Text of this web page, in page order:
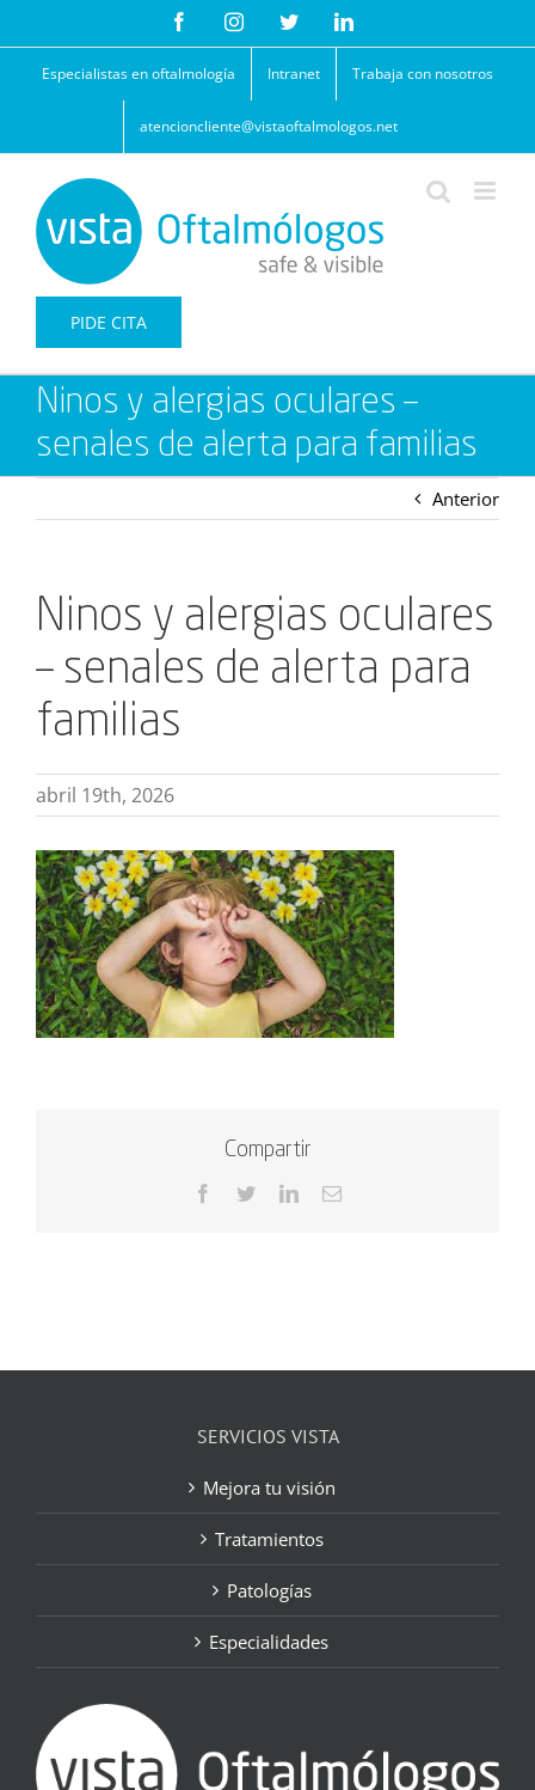
contenido
FacebookInstagramTwitterLinkedIn
Especialistas en oftalmología Intranet Trabaja con nosotros
atencioncliente@vistaoftalmologos.net
PIDE CITA
Ninos y alergias oculares –
senales de alerta para familias
Anterior
Ninos y alergias oculares
– senales de alerta para
familias
abril 19th, 2026
Compartir
Facebook
TwitterLinkedInCorreo
SERVICIOS VISTA
Mejora tu visión
Tratamientos
Patologías
Especialidades